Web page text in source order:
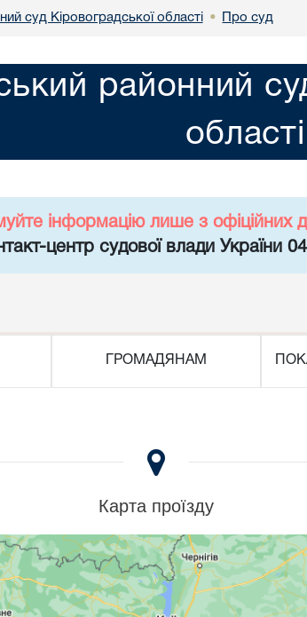
суд Кіровоградської області • Про суд
районний
області
інформацію лише з офіційних
центр судової влади України
ГРОМАДЯНАМ
Карта проїзду